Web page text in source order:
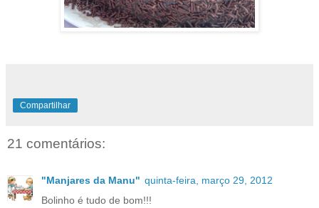
Compartilhar
21 comentários:
"Manjares da Manu" quinta-feira, março 29, 2012
Bolinho é tudo de bom!!!